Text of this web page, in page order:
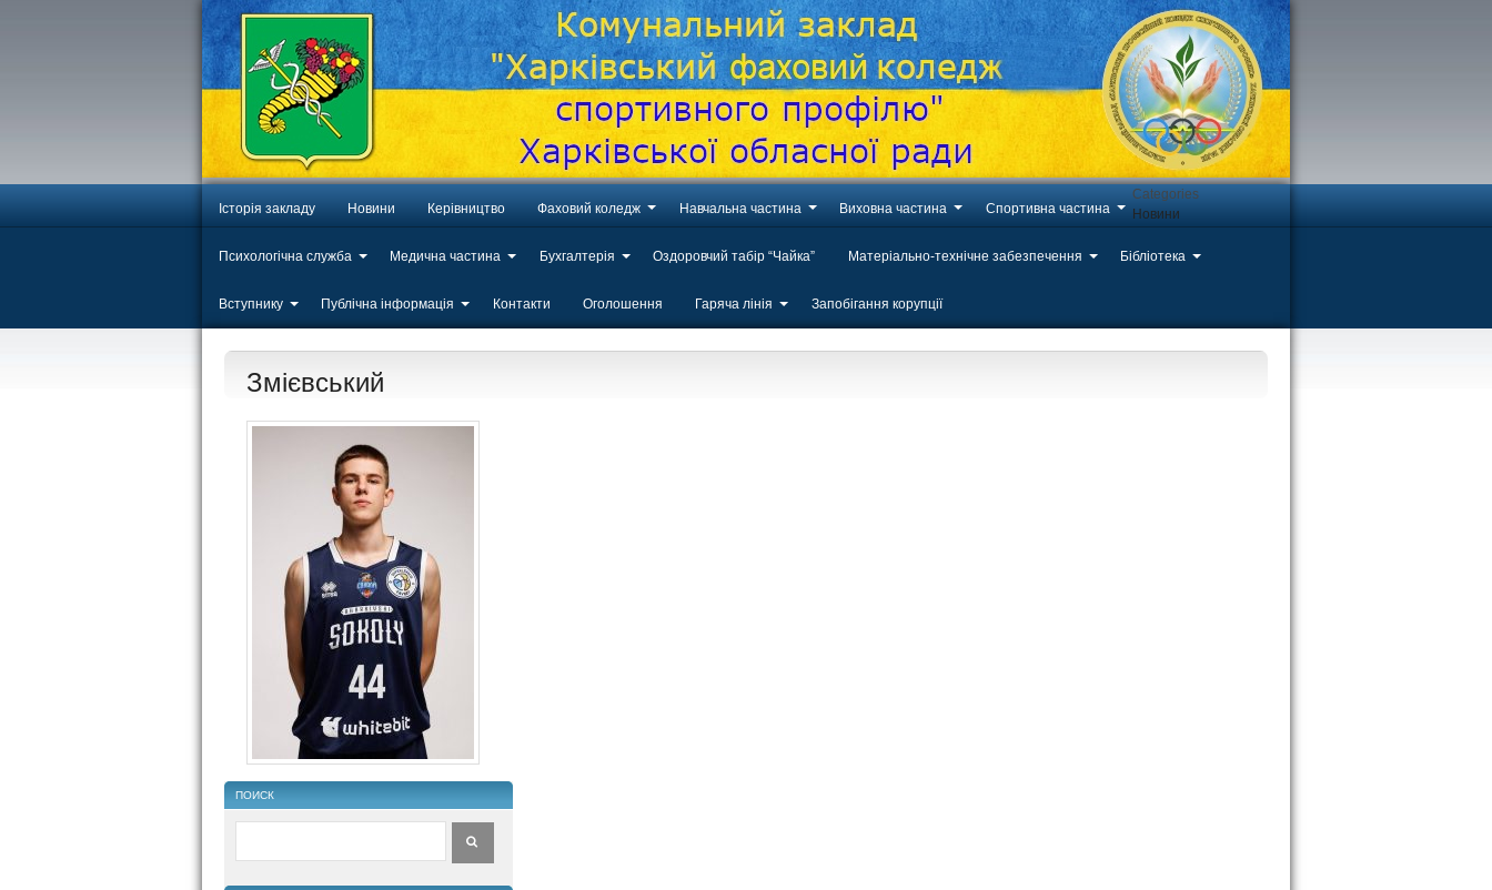
Історія закладу Новини Керівництво Фаховий коледж Навчальна частина Виховна частина Спортивна частина
Психологічна служба Медична частина Бухгалтерія Оздоровчий табір “Чайка” Матеріально-технічне забезпечення Бібліотека
Вступнику Публічна інформація Контакти Оголошення Гаряча лінія Запобігання корупції
Categories
Новини
Змієвський
ПОИСК